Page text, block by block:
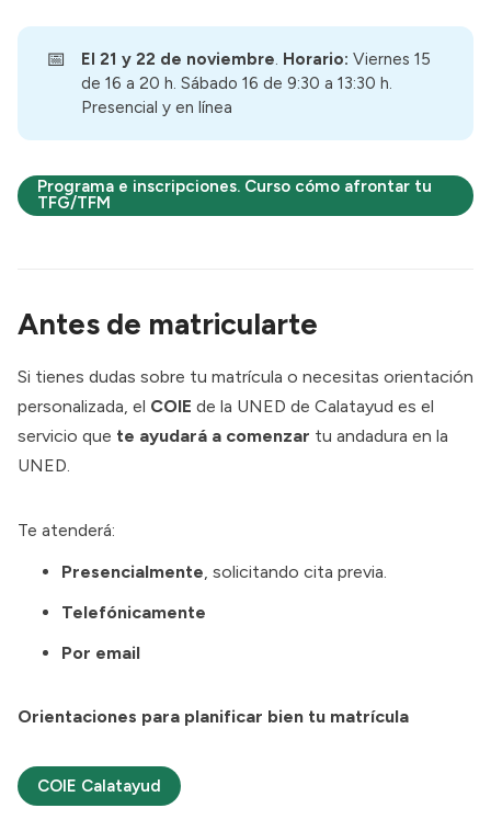
📅 El 21 y 22 de noviembre. Horario: Viernes 15
de 16 a 20 h. Sábado 16 de 9:30 a 13:30 h.
Presencial y en línea
Programa e inscripciones. Curso cómo afrontar tu
TFG/TFM
Antes de matricularte
Si tienes dudas sobre tu matrícula o necesitas orientación
personalizada, el COIE de la UNED de Calatayud es el
servicio que te ayudará a comenzar tu andadura en la
UNED.
Te atenderá:
Presencialmente , solicitando cita previa.
Telefónicamente
Por email
Orientaciones para planificar bien tu matrícula
COIE Calatayud